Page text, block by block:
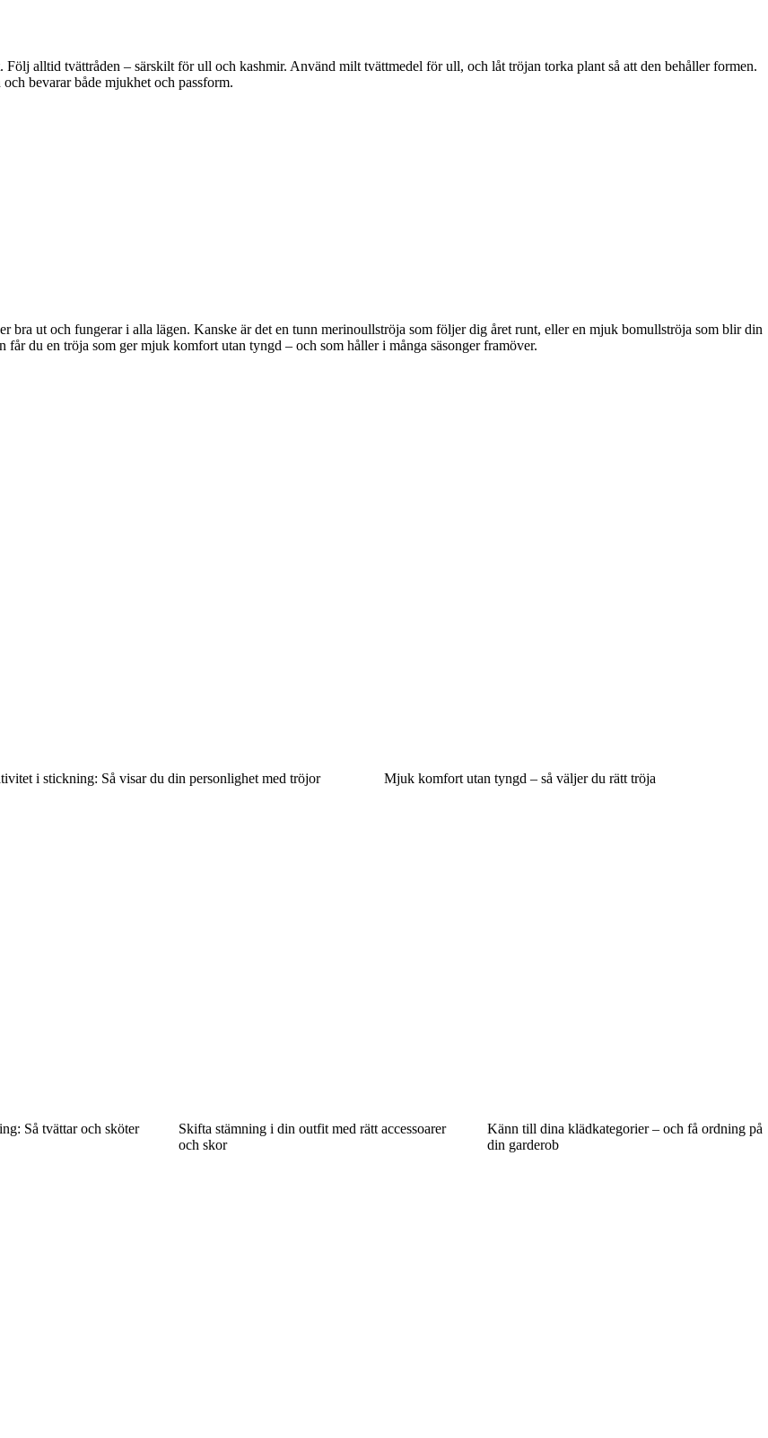
Följ alltid tvättråden – särskilt för ull och kashmir. Använd milt tvättmedel för ull, och låt tröjan torka plant så att den behåller formen.
bevarar både mjukhet och passform.
bra ut och fungerar i alla lägen. Kanske är det en tunn merinoullströja som följer dig året runt, eller en mjuk bomullströja som blir din
du en tröja som ger mjuk komfort utan tyngd – och som håller i många säsonger framöver.
i stickning: Så visar du din personlighet med tröjor Mjuk komfort utan tyngd – så väljer du rätt tröja
Så tvättar och sköter
Skifta stämning i din outfit med rätt accessoarer
och skor
Känn till dina klädkategorier – och få ordning på
din garderob